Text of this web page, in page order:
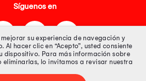
Síguenos en
100% Segura
su experiencia de navegación y
Al hacer clic en “Acepto”, usted consiente
dispositivo. Para más información sobre
lo invitamos a revisar nuestra